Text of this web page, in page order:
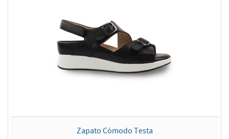
Zapato Cómodo Testa